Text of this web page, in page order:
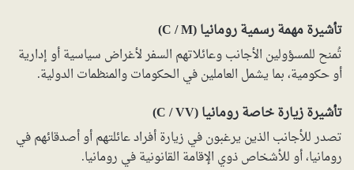
تأشيرة مهمة رسمية رومانيا (C / M)
تُمنح للمسؤولين الأجانب وعائلاتهم السفر لأغراض سياسية أو إدارية
أو حكومية، بما يشمل العاملين في الحكومات والمنظمات الدولية.
تأشيرة زيارة خاصة رومانيا (C / VV)
تصدر للأجانب الذين يرغبون في زيارة أفراد عائلتهم أو أصدقائهم في
رومانيا، أو للأشخاص ذوي الإقامة القانونية في رومانيا.